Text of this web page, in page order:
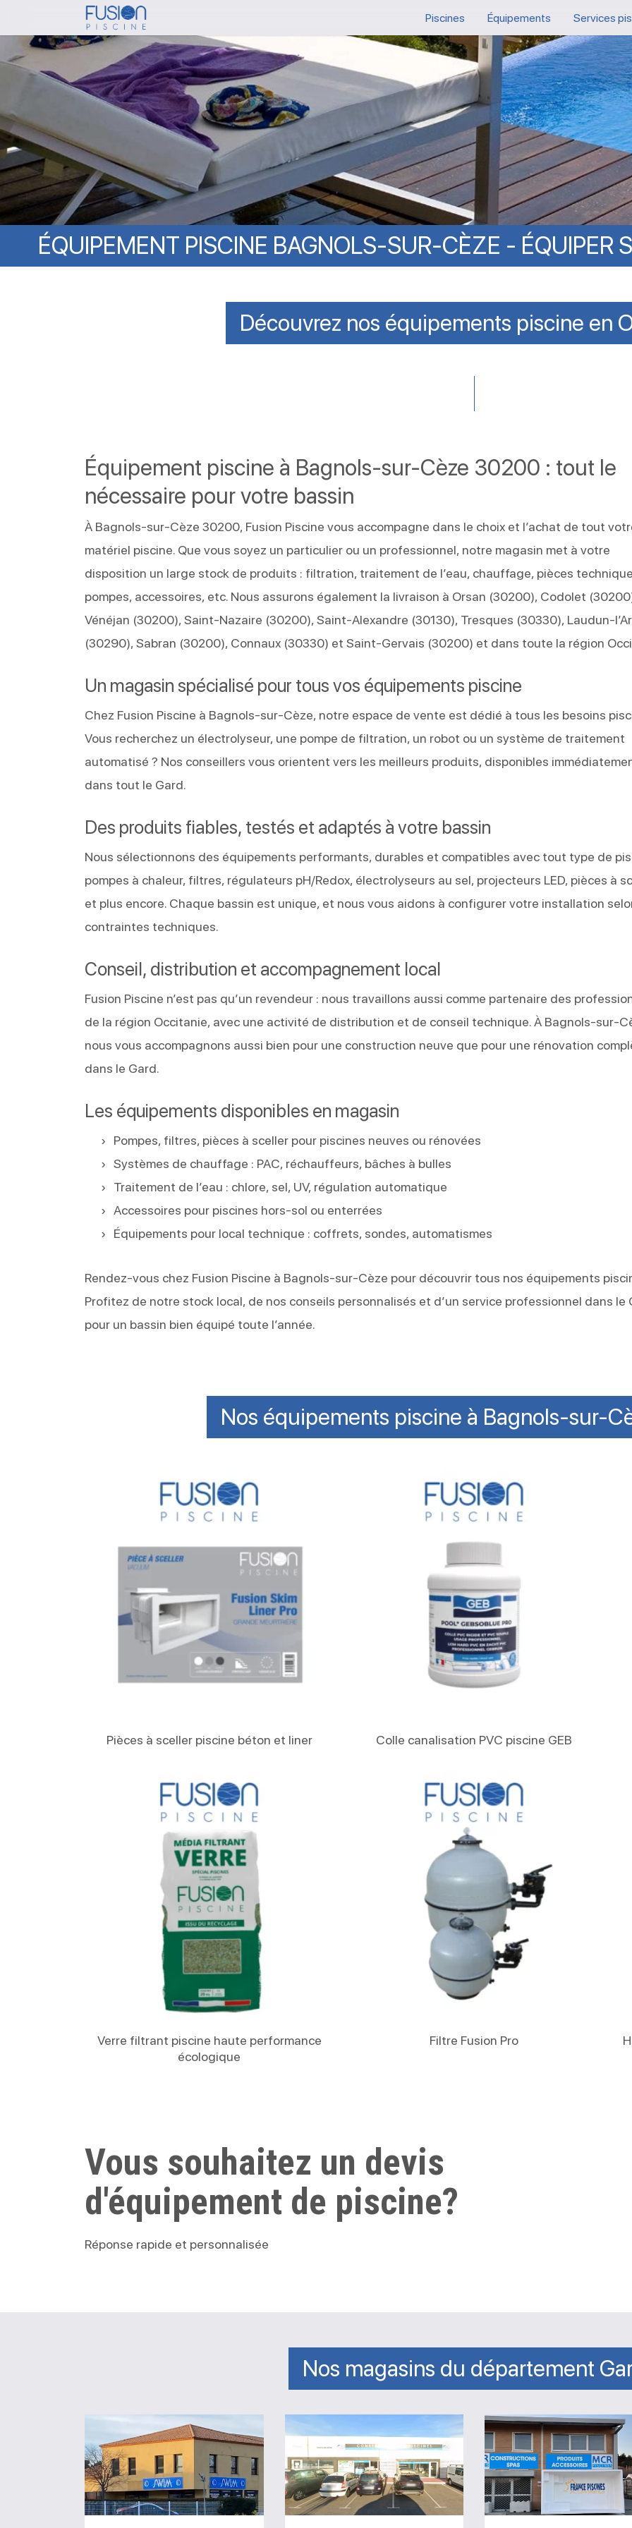
to
main
content
Piscines Équipements Services
ÉQUIPEMENT PISCINE BAGNOLS-SUR-CÈZE - ÉQUIPER
Découvrez nos équipements piscine en
Équipement piscine à Bagnols-sur-Cèze 30200 : tout le
nécessaire pour votre bassin
À Bagnols-sur-Cèze 30200, Fusion Piscine vous accompagne dans le choix et l’achat de tout
matériel piscine. Que vous soyez un particulier ou un professionnel, notre magasin met à votre
disposition un large stock de produits : filtration, traitement de l’eau, chauffage, pièces
pompes, accessoires, etc. Nous assurons également la livraison à Orsan (30200), Codolet
Vénéjan (30200), Saint-Nazaire (30200), Saint-Alexandre (30130), Tresques (30330), Laudun-
(30290), Sabran (30200), Connaux (30330) et Saint-Gervais (30200) et dans toute la région
Un magasin spécialisé pour tous vos équipements piscine
Chez Fusion Piscine à Bagnols-sur-Cèze, notre espace de vente est dédié à tous les besoins
Vous recherchez un électrolyseur, une pompe de filtration, un robot ou un système de traitement
automatisé ? Nos conseillers vous orientent vers les meilleurs produits, disponibles
dans tout le Gard.
Des produits fiables, testés et adaptés à votre bassin
Nous sélectionnons des équipements performants, durables et compatibles avec tout type de
pompes à chaleur, filtres, régulateurs pH/Redox, électrolyseurs au sel, projecteurs LED, pièces à
et plus encore. Chaque bassin est unique, et nous vous aidons à configurer votre installation
contraintes techniques.
Conseil, distribution et accompagnement local
Fusion Piscine n’est pas qu’un revendeur : nous travaillons aussi comme partenaire des
de la région Occitanie, avec une activité de distribution et de conseil technique. À Bagnols-sur-
nous vous accompagnons aussi bien pour une construction neuve que pour une rénovation
dans le Gard.
Les équipements disponibles en magasin
Pompes, filtres, pièces à sceller pour piscines neuves ou rénovées
Systèmes de chauffage : PAC, réchauffeurs, bâches à bulles
Traitement de l’eau : chlore, sel, UV, régulation automatique
Accessoires pour piscines hors-sol ou enterrées
Équipements pour local technique : coffrets, sondes, automatismes
Rendez-vous chez Fusion Piscine à Bagnols-sur-Cèze pour découvrir tous nos équipements
Profitez de notre stock local, de nos conseils personnalisés et d’un service professionnel dans le
pour un bassin bien équipé toute l’année.
Nos équipements piscine à Bagnols-sur-
Pièces à sceller piscine béton et liner Colle canalisation PVC piscine GEB
Verre filtrant piscine haute performance
écologique
Filtre Fusion Pro
Vous souhaitez un devis
d'équipement de piscine?
Réponse rapide et personnalisée
Nos magasins du département
Magasin
Espace
Piscine
Caveirac
Actuel
Piscines
Saint-
Christol-
Magasin
MCR
Piscines
et
Spas